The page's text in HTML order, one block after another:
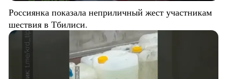
Россиянка показала неприличный жест участникам
шествия в Тбилиси.